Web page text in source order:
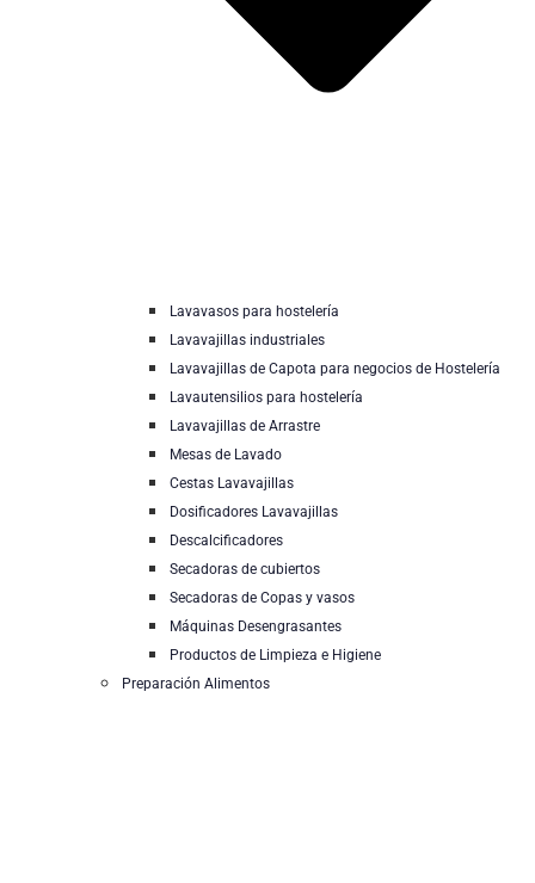
Lavavasos para hostelería
Lavavajillas industriales
Lavavajillas de Capota para negocios de Hostelería
Lavautensilios para hostelería
Lavavajillas de Arrastre
Mesas de Lavado
Cestas Lavavajillas
Dosificadores Lavavajillas
Descalcificadores
Secadoras de cubiertos
Secadoras de Copas y vasos
Máquinas Desengrasantes
Productos de Limpieza e Higiene
Preparación Alimentos